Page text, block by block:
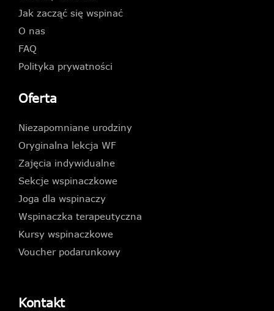
Jak zacząć się wspinać
O nas
FAQ
Polityka prywatności
Oferta
Niezapomniane urodziny
Oryginalna lekcja WF
Zajęcia indywidualne
Sekcje wspinaczkowe
Joga dla wspinaczy
Wspinaczka terapeutyczna
Kursy wspinaczkowe
Voucher podarunkowy
Kontakt